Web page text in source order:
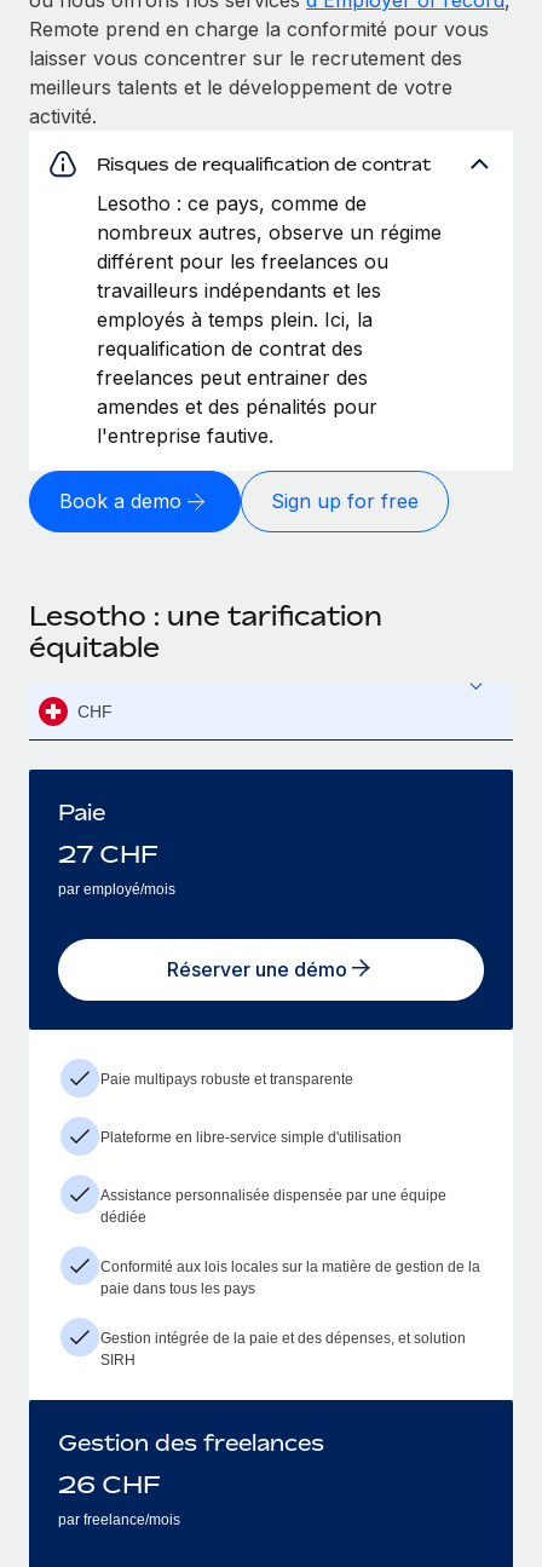
Remote prend en charge la conformité pour vous
laisser vous concentrer sur le recrutement des
meilleurs talents et le développement de votre
activité.
Risques de requalification de contrat
Lesotho : ce pays, comme de
nombreux autres, observe un régime
différent pour les freelances ou
travailleurs indépendants et les
employés à temps plein. Ici, la
requalification de contrat des
freelances peut entrainer des
amendes et des pénalités pour
l'entreprise fautive.
Book a demo Sign up for free
Lesotho : une tarification
équitable
CHF
Paie
27 CHF
par employé/mois
Réserver une démo
Paie multipays robuste et transparente
Plateforme en libre-service simple d'utilisation
Assistance personnalisée dispensée par une équipe
dédiée
Conformité aux lois locales sur la matière de gestion de la
paie dans tous les pays
Gestion intégrée de la paie et des dépenses, et solution
SIRH
Gestion des freelances
26 CHF
par freelance/mois